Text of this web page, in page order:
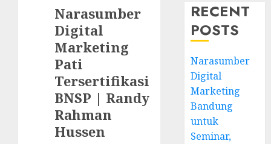
Narasumber
Digital
Marketing
Pati
Tersertifikasi
BNSP | Randy
Rahman
Hussen
RECENT
POSTS
Narasumber
Digital
Marketing
Bandung
untuk
Seminar,